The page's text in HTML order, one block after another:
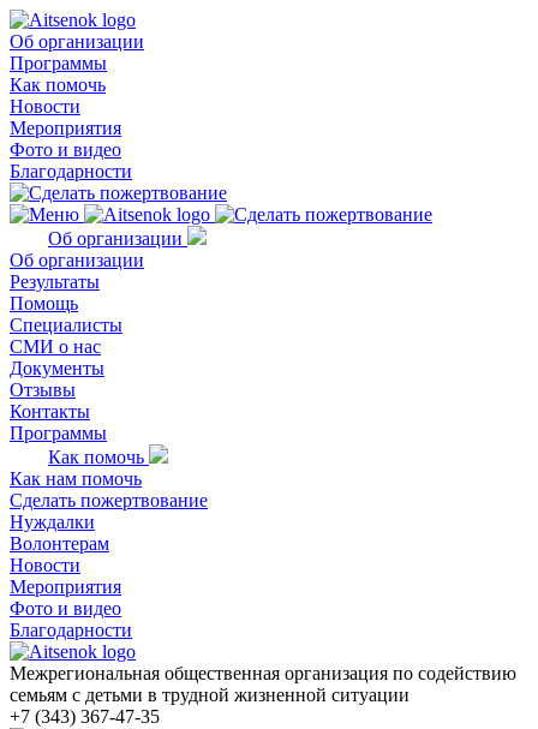
Об организации
Программы
Как помочь
Новости
Мероприятия
Фото и видео
Благодарности
Об организации
Об организации
Результаты
Помощь
Специалисты
СМИ о нас
Документы
Отзывы
Контакты
Программы
Как помочь
Как нам помочь
Сделать пожертвование
Нуждалки
Волонтерам
Новости
Мероприятия
Фото и видео
Благодарности
Межрегиональная общественная организация по содействию
семьям с детьми в трудной жизненной ситуации
+7 (343) 367-47-35